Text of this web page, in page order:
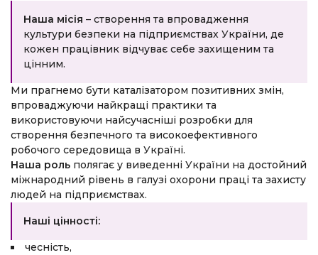
Наша місія – створення та впровадження
культури безпеки на підприємствах України, де
кожен працівник відчуває себе захищеним та
цінним.
Ми прагнемо бути каталізатором позитивних змін,
впроваджуючи найкращі практики та
використовуючи найсучасніші розробки для
створення безпечного та високоефективного
робочого середовища в Україні.
Наша роль полягає у виведенні України на достойний
міжнародний рівень в галузі охорони праці та захисту
людей на підприємствах.
Наші цінності:
чесність,